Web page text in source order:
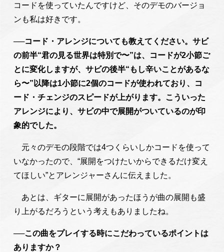
コードを使っていたんですけど、そのデモのバージョ
ンも私は好きです。
──コード・アレンジについても教えてください。サビ
の前半“君の見る世界は特別で〜”は、コードが2小節ご
とに変化しますが、サビの後半“もし辛いことがあるな
ら〜”以降は1小節に2個のコードが使われており、コ
ード・チェンジのスピードが上がります。こういった
アレンジにより、サビの中で展開がついているのが印
象的でした。
元々のデモの段階では4つくらいしかコードを使って
いなかったので、“展開をつけたいからできるだけ変え
てほしい”とアレンジャーさんに伝えました。
あとは、ギターに展開があったほうが曲の展開も盛
り上がるだろうという考えもありましたね。
──この曲をプレイする時にこだわっているポイントは
ありますか？